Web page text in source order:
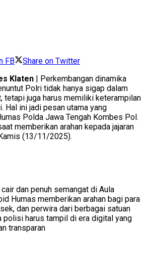
FB
Share on Twitter
Klaten | Perkembangan dinamika
Polri tidak hanya sigap dalam
tetapi juga harus memiliki keterampilan
Hal ini jadi pesan utama yang
Polda Jawa Tengah Kombes Pol.
memberikan arahan kepada jajaran
(13/11/2025).
dan penuh semangat di Aula
Humas memberikan arahan bagi para
dan perwira dari berbagai satuan
polisi harus tampil di era digital yang
transparan